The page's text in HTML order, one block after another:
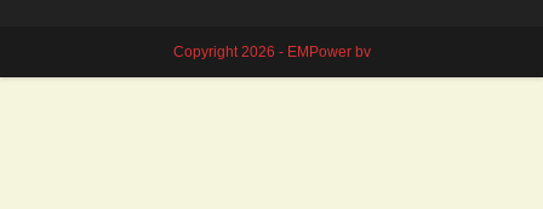
Copyright 2026 - EMPower bv